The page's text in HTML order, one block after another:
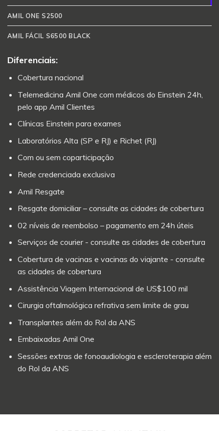
AMIL ONE S2500
AMIL FÁCIL S6500 BLACK
Diferenciais:
Cobertura nacional
Telemedicina Amil One com médicos do Einstein 24h,
pelo app Amil Clientes
Clínicas Einstein para exames
Laboratórios Alta (SP e RJ) e Richet (RJ)
Com ou sem coparticipação
Rede credenciada exclusiva
Amil Resgate
Resgate domiciliar – consulte as cidades de cobertura
02 níveis de reembolso – pagamento em 24h úteis
Serviços de courier - consulte as cidades de cobertura
Cobertura de vacinas e vacinas do viajante - consulte
as cidades de cobertura
Assistência Viagem Internacional de US$100 mil
Cirurgia oftalmológica refrativa sem limite de grau
Transplantes além do Rol da ANS
Embaixadas Amil One
Sessões extras de fonoaudiologia e escleroterapia além
do Rol da ANS